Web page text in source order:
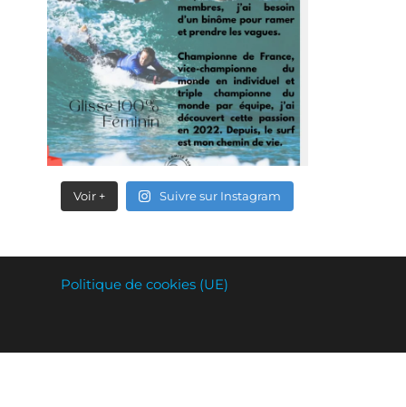
Voir + Suivre sur Instagram
Politique de cookies (UE)